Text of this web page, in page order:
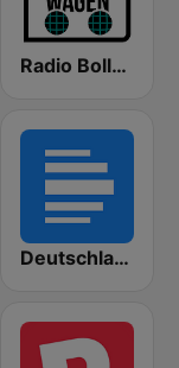
Radio Bollerwagen
Deutschlandfunk